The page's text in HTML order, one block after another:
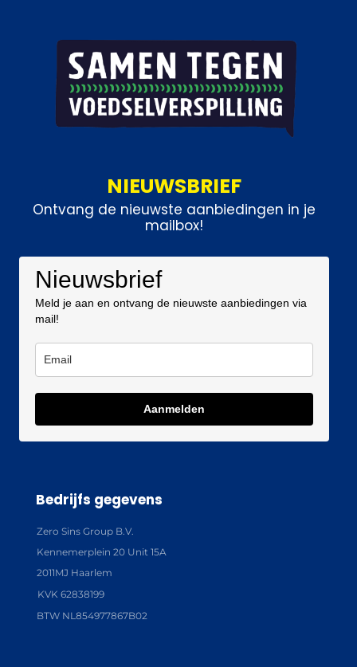
NIEUWSBRIEF
Ontvang de nieuwste aanbiedingen in je
mailbox!
Nieuwsbrief
Meld je aan en ontvang de nieuwste aanbiedingen via
mail!
Aanmelden
Bedrijfs gegevens
Zero Sins Group B.V.
Kennemerplein 20 Unit 15A
2011MJ Haarlem
KVK 62838199
BTW NL854977867B02